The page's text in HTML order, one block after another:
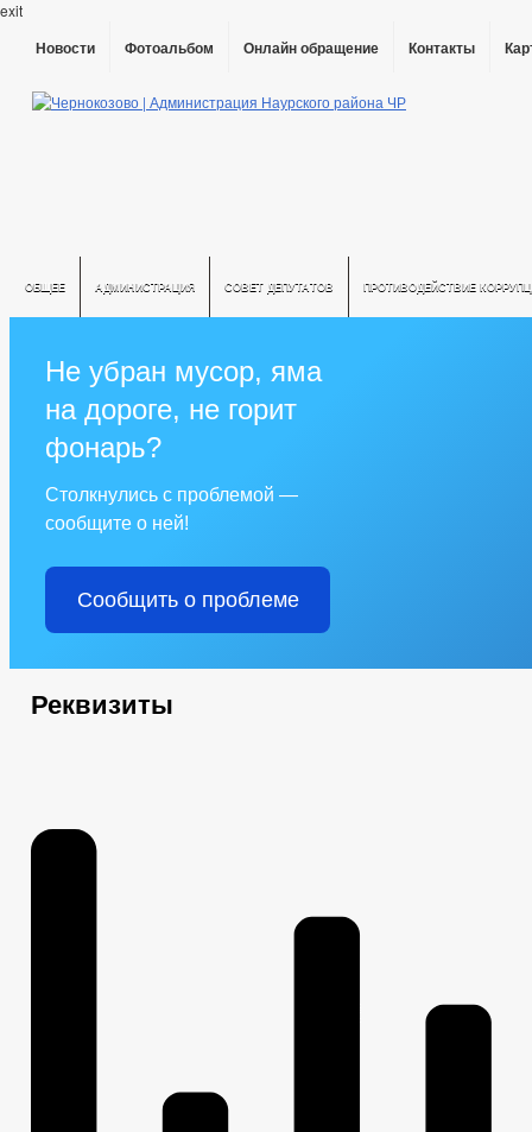
exit
Новости Фотоальбом Онлайн обращение Контакты
ОБЩЕЕ АДМИНИСТРАЦИЯ СОВЕТ ДЕПУТАТОВ ПРОТИВОДЕЙСТВИЕ
Не убран мусор, яма
на дороге, не горит
фонарь?
Столкнулись с проблемой —
сообщите о ней!
Сообщить о проблеме
Реквизиты